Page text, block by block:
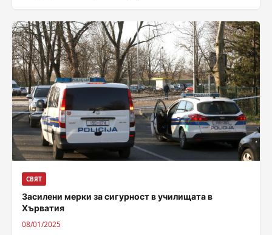
СВЯТ
Засилени мерки за сигурност в училищата в
Хърватия
08/01/2025